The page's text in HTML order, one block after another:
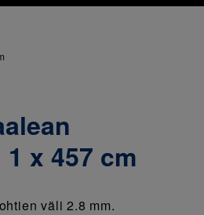
x 457 cm
väli 2.8 mm.